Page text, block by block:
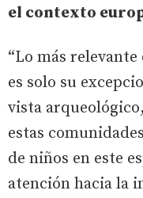
el contexto
“Lo más
es solo su
vista
estas
de niños en este
atención hacia la